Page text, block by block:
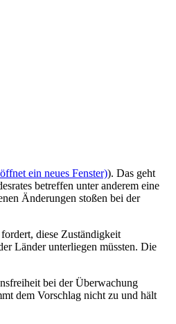
ein neues Fenster)). Das geht
betreffen unter anderem eine
Änderungen stoßen bei der
diese Zuständigkeit
Länder unterliegen müssten. Die
bei der Überwachung
dem Vorschlag nicht zu und hält